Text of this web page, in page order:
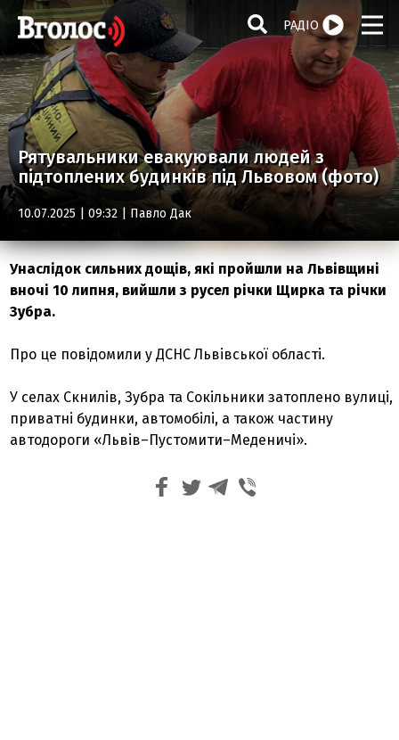
РАДІО
Рятувальники евакуювали людей з
підтоплених будинків під Львовом (фото)
10.07.2025 | 09:32 | Павло Дак
Унаслідок сильних дощів, які пройшли на Львівщині
вночі 10 липня, вийшли з русел річки Щирка та річки
Зубра.
Про це повідомили у ДСНС Львівської області.
У селах Скнилів, Зубра та Сокільники затоплено вулиці,
приватні будинки, автомобілі, а також частину
автодороги «Львів–Пустомити–Меденичі».